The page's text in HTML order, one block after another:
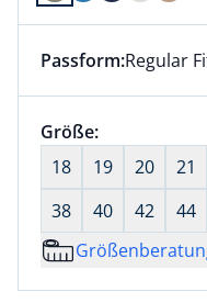
Dieser Artikel hat
Passform:Regular
Größenauswahl:
Größe:nichts
18
19 20 21
38
40 42 44